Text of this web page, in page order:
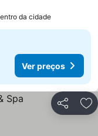
da cidade
Ver preços
Partilhar